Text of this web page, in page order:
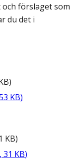
förslaget som
du det i
)
KB)
KB)
, 31 KB)